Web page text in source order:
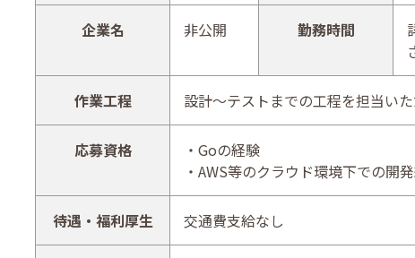
企業名 非公開 勤務時間
作業工程 設計～テストまでの工程を担当い
応募資格
・Goの経験
・AWS等のクラウド環境下での開
待遇・福利厚生 交通費支給なし